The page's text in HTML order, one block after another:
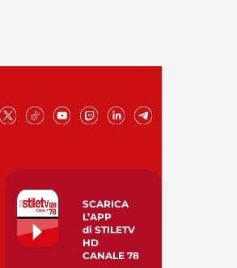
SCARICA
L’APP
di STILETV
HD
CANALE 78